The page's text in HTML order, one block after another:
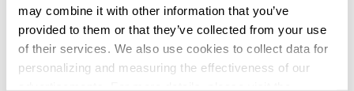
may combine it with other information that you’ve
provided to them or that they’ve collected from your use
of their services. We also use cookies to collect data for
personalizing and measuring the effectiveness of our
verder over informeren.
Certificering:
Onze stellingen worden berekend conform